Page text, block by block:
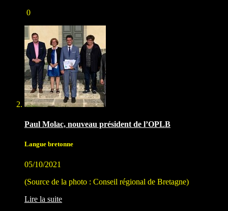
0
Paul Molac, nouveau président de l’OPLB
Langue bretonne
05/10/2021
(Source de la photo : Conseil régional de Bretagne)
Lire la suite